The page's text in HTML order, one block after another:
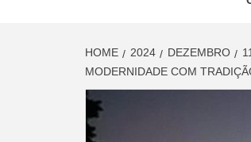
HOME 2024 DEZEMBRO 11
MODERNIDADE COM